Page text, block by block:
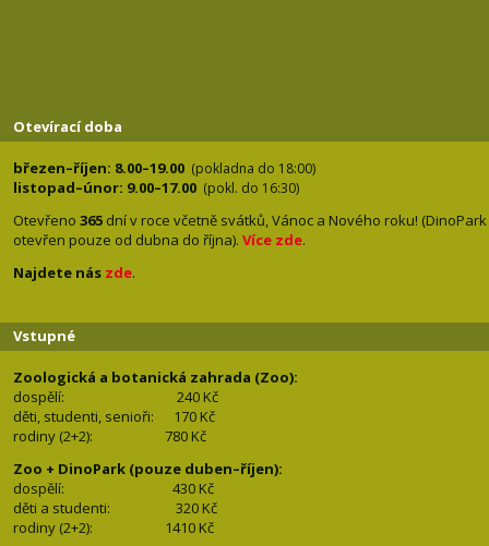
Otevírací doba
březen–říjen: 8.00–19.00 (pokladna do 18:00)
listopad–únor: 9.00–17.00 (pokl. do 16:30)
Otevřeno 365 dní v roce včetně svátků, Vánoc a Nového roku! (DinoPark
otevřen pouze od dubna do října). Více zde.
Najdete nás zde.
Vstupné
Zoologická a botanická zahrada (Zoo):
dospělí:
240 Kč
děti, studenti, senioři: 170 Kč
rodiny (2+2): 780 Kč
Zoo + DinoPark (pouze duben–říjen):
dospělí: 430 Kč
děti a studenti: 320 Kč
rodiny (2+2): 1410 Kč